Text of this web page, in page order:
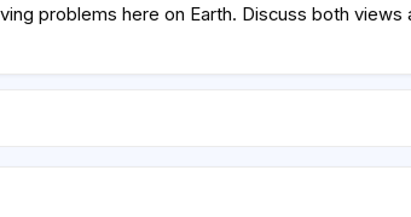
problems here on Earth. Discuss both views